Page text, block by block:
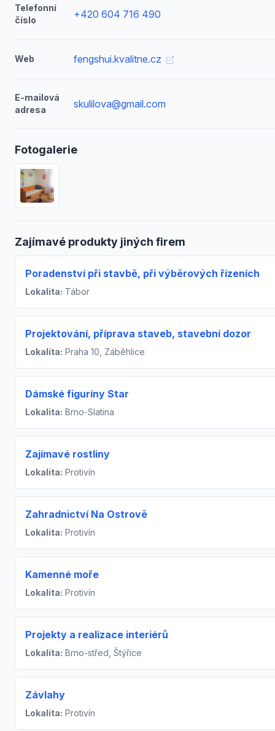
Telefonní
číslo
+420 604 716 490
Web fengshui.kvalitne.cz
E-mailová
adresa
skulilova@gmail.com
Fotogalerie
Zajímavé produkty jiných firem
Poradenství při stavbě, při výběrových řízeních
Lokalita: Tábor
Projektování, příprava staveb, stavební dozor
Lokalita: Praha 10, Záběhlice
Dámské figuríny Star
Lokalita: Brno-Slatina
Zajímavé rostliny
Lokalita: Protivín
Zahradnictví Na Ostrově
Lokalita: Protivín
Kamenné moře
Lokalita: Protivín
Projekty a realizace interiérů
Lokalita: Brno-střed, Štýřice
Závlahy
Lokalita: Protivín